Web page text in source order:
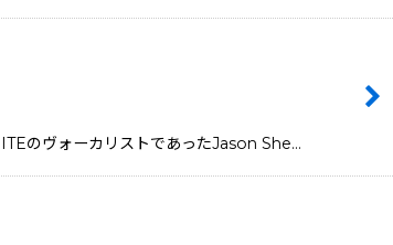
のヴォーカリストであったJason She…